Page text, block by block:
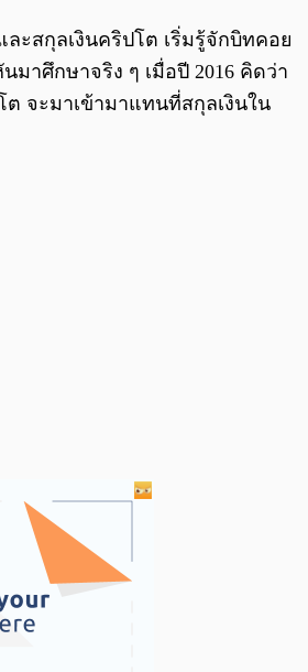
ะสกุลเงินคริปโต เริ่มรู้จักบิทคอย
มาศึกษาจริง ๆ เมื่อปี 2016 คิดว่า
ต จะมาเข้ามาแทนที่สกุลเงินใน